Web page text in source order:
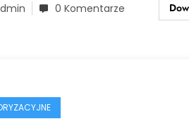
0 Komentarze